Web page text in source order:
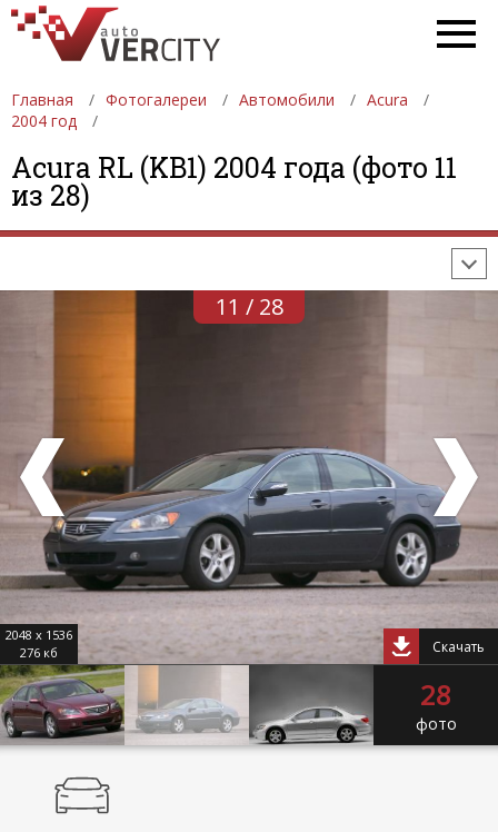
Главная Фотогалереи Автомобили
Acura
2004 год
Acura RL (KB1) 2004 года (фото 11
из 28)
ФОТОГАЛЕРЕИ АВТОМОБИЛИ
ДЕВУШКИ
АВТОСАЛОНЫ
11 / 28
2048 x 1536
276 кб
Скачать
28
фото